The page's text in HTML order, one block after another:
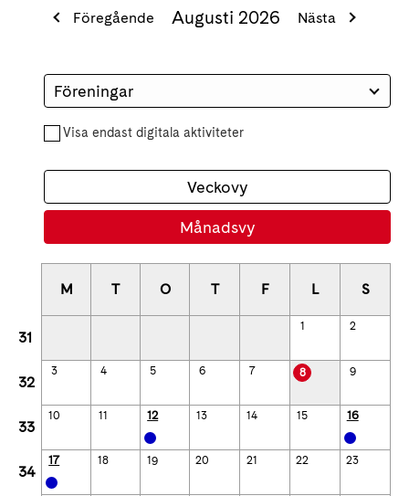
Föregående Augusti 2026 Nästa
Föreningar
Visa endast digitala aktiviteter
Veckovy
Månadsvy
M T O T F L S
31
1 2
32
3 4 5 6 7 8 9
33
10 11 12 13 14 15 16
34
17 18 19 20 21 22 23